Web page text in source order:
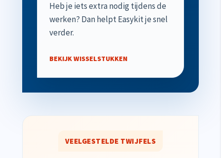
Heb je iets extra nodig tijdens de
werken? Dan helpt Easykit je snel
verder.
BEKIJK WISSELSTUKKEN
VEELGESTELDE TWIJFELS